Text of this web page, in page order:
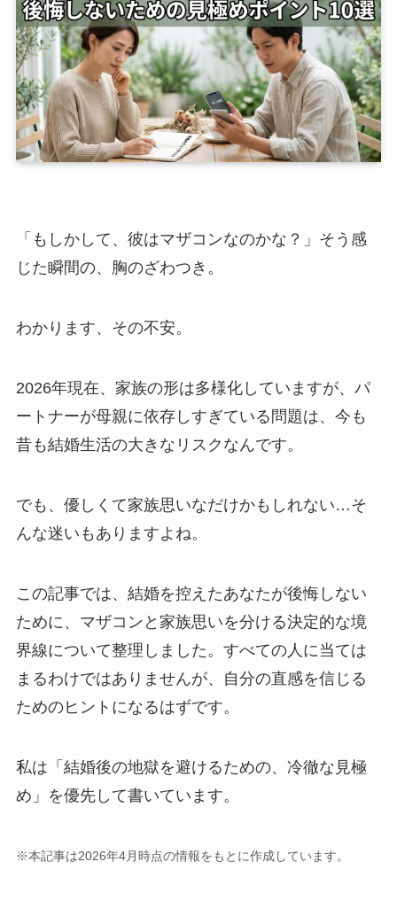
「もしかして、彼はマザコンなのかな？」そう感
じた瞬間の、胸のざわつき。
わかります、その不安。
2026年現在、家族の形は多様化していますが、パ
ートナーが母親に依存しすぎている問題は、今も
昔も結婚生活の大きなリスクなんです。
でも、優しくて家族思いなだけかもしれない…そ
んな迷いもありますよね。
この記事では、結婚を控えたあなたが後悔しない
ために、マザコンと家族思いを分ける決定的な境
界線について整理しました。すべての人に当ては
まるわけではありませんが、自分の直感を信じる
ためのヒントになるはずです。
私は「結婚後の地獄を避けるための、冷徹な見極
め」を優先して書いています。
※本記事は2026年4月時点の情報をもとに作成しています。